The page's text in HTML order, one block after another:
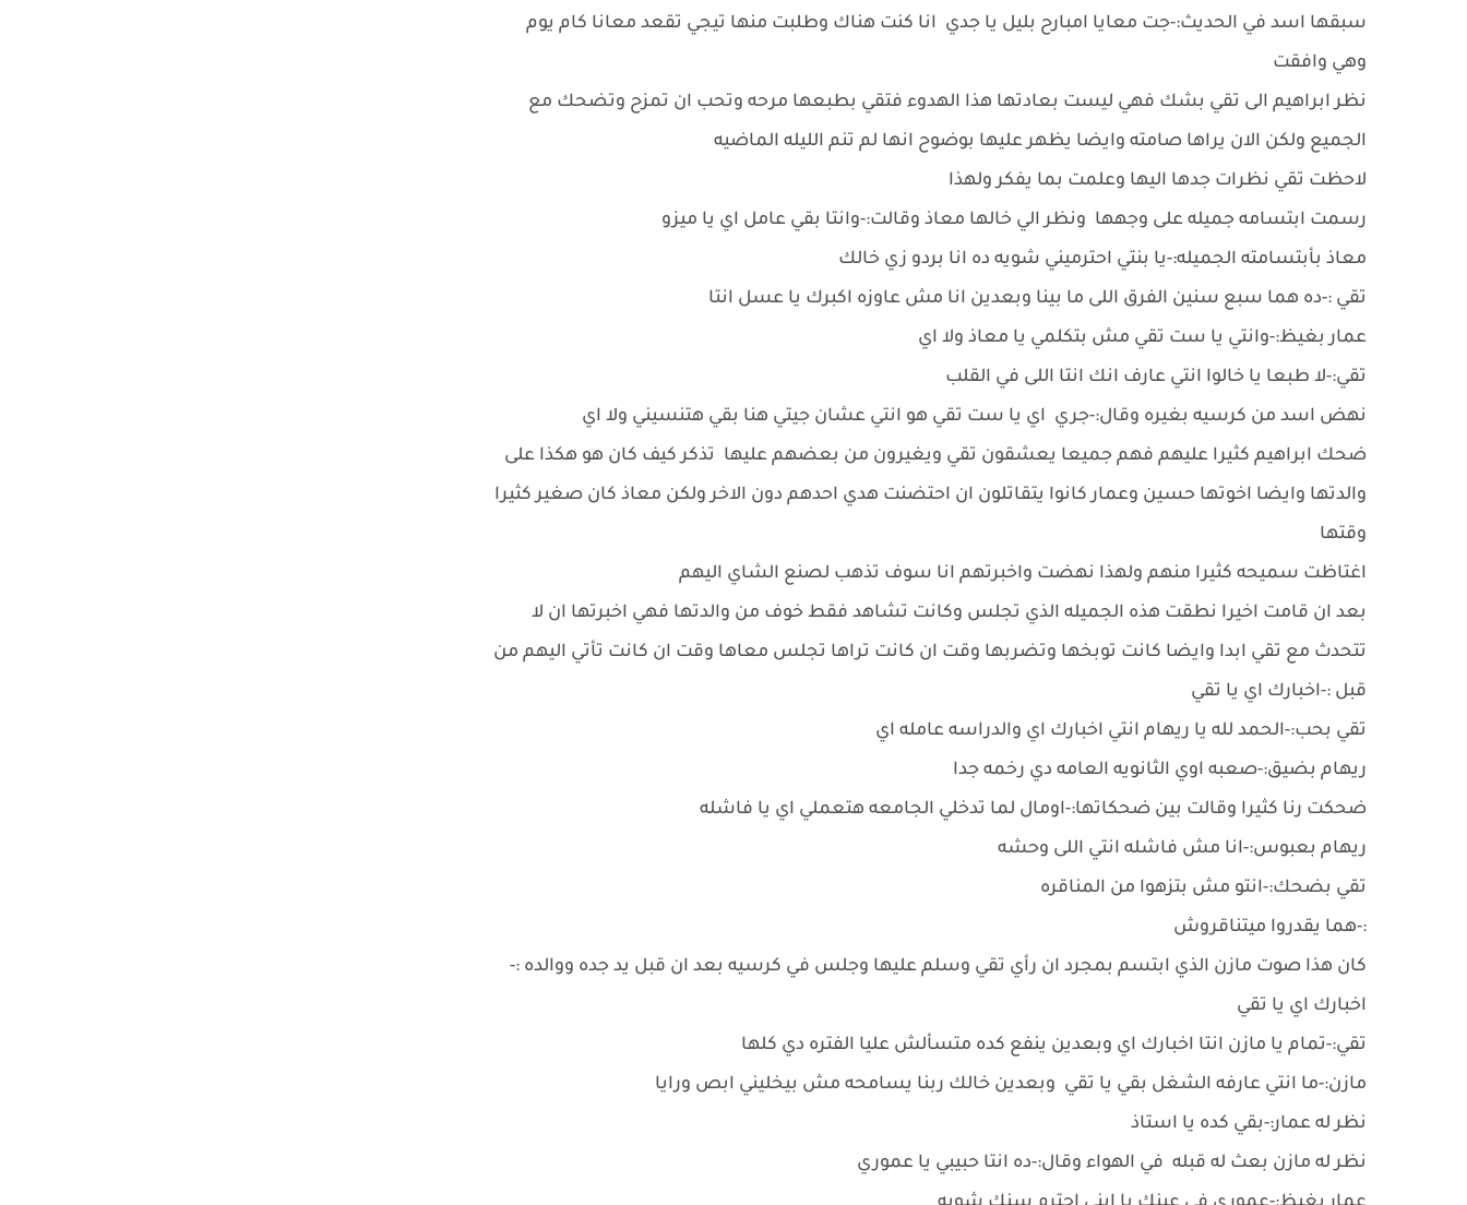
سبقها اسد في الحديث:-جت معايا امبارح بليل يا جدي انا كنت هناك وطلبت منها تيجي تقعد معانا كام يوم
وهي وافقت
نظر ابراهيم الى تقي بشك فهي ليست بعادتها هذا الهدوء فتقي بطبعها مرحه وتحب ان تمزح وتضحك مع
الجميع ولكن الان يراها صامته وايضا يظهر عليها بوضوح انها لم تنم الليله الماضيه
لاحظت تقي نظرات جدها اليها وعلمت بما يفكر وله‍ذا
رسمت ابتسامه جميله على وجهها ونظر الي خالها معاذ وقالت:-وانتا بقي عامل اي يا ميزو
معاذ بأبتسامته الجميله:-يا بنتي احترميني شويه ده انا بردو زي خالك
تقي :-ده هما سبع سنين الفرق اللى ما بينا وبعدين انا مش عاوزه اكبرك يا عسل انتا
عمار بغيظ:-وانتي يا ست تقي مش بتكلمي يا معاذ ولا اي
تقي:-لا طبعا يا خالوا انتي عارف انك انتا اللى في القلب
نهض اسد من كرسيه بغيره وقال:-جري اي يا ست تقي هو انتي عشان جيتي هنا بقي هتنسيني ولا اي
ضحك ابراهيم كثيرا عليهم فهم جميعا يعشقون تقي ويغيرون من بعضهم عليها تذكر كيف كان هو هكذا على
والدتها وايضا اخوتها حسين وعمار كانوا يتقاتلون ان احتضنت هدي احدهم دون الاخر ولكن معاذ كان صغير كثيرا
وقتها
اغتاظت سميحه كثيرا منهم ولهذا نهضت واخبرتهم انا سوف تذهب لصنع الشاي اليهم
بعد ان قامت اخيرا نطقت هذه الجميله الذي تجلس وكانت تشاهد فقط خوف من والدتها فهي اخبرتها ان لا
تتحدث مع تقي ابدا وايضا كانت توبخها وتضربها وقت ان كانت تراها تجلس معاها وقت ان كانت تأتي اليهم من
قبل :-اخبارك اي يا تقي
تقي بحب:-الحمد لله يا ريهام انتي اخبارك اي والدراسه عامله اي
ريهام بضيق:-صعبه اوي الثانويه العامه دي رخمه جدا
ضحكت رنا كثيرا وقالت بين ضحكاتها:-اومال لما تدخلي الجامعه هتعملي اي يا فاشله
ريهام بعبوس:-انا مش فاشله انتي اللى وحشه
تقي بضحك:-انتو مش بتزهوا من المناقره
:-هما يقدروا ميتناقروش
كان هذا صوت مازن الذي ابتسم بمجرد ان رأي تقي وسلم عليها وجلس في كرسيه بعد ان قبل يد جده ووالده :-
اخبارك اي يا تقي
تقي:-تمام يا مازن انتا اخبارك اي وبعدين ينفع كده متسألش عليا الفتره دي كلها
مازن:-ما انتي عارفه الشغل بقي يا تقي وبعدين خالك ربنا يسامحه مش بيخليني ابص ورايا
نظر له عمار:-بقي كده يا استاذ
نظر له مازن بعث له قبله في الهواء وقال:-ده انتا حبيبي يا عموري